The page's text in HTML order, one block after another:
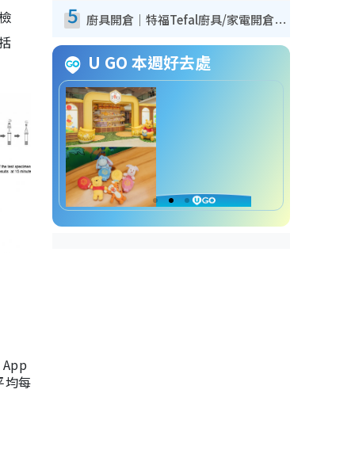
均每
5 廚具開倉｜特福Tefal廚具/家電開倉低至3折！$220起買平底鍋/炒鑊/湯煲！電飯煲/吸塵機/燙斗$418起
U GO 本週好去處